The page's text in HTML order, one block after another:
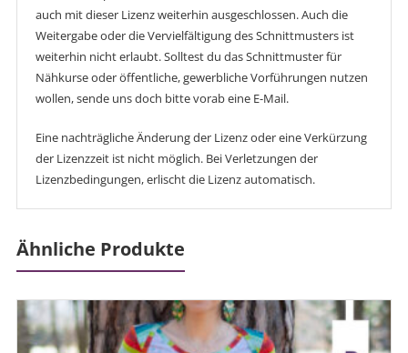
auch mit dieser Lizenz weiterhin ausgeschlossen. Auch die
Weitergabe oder die Vervielfältigung des Schnittmusters ist
weiterhin nicht erlaubt. Solltest du das Schnittmuster für
Nähkurse oder öffentliche, gewerbliche Vorführungen nutzen
wollen, sende uns doch bitte vorab eine E-Mail.
Eine nachträgliche Änderung der Lizenz oder eine Verkürzung
der Lizenzzeit ist nicht möglich. Bei Verletzungen der
Lizenzbedingungen, erlischt die Lizenz automatisch.
Ähnliche Produkte